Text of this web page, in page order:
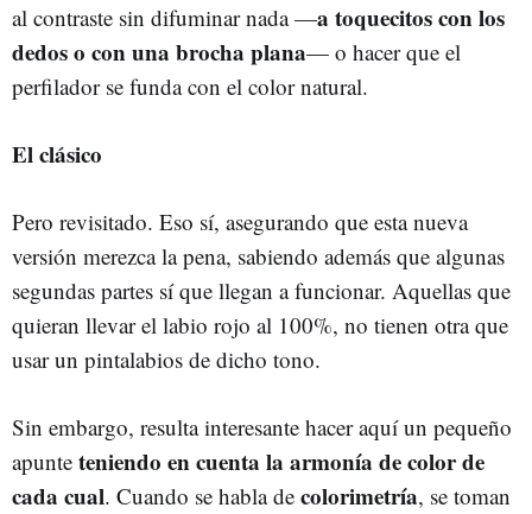
al contraste sin difuminar nada —a toquecitos con los
dedos o con una brocha plana— o hacer que el
perfilador se funda con el color natural.
El clásico
Pero revisitado. Eso sí, asegurando que esta nueva
versión merezca la pena, sabiendo además que algunas
segundas partes sí que llegan a funcionar. Aquellas que
quieran llevar el labio rojo al 100%, no tienen otra que
usar un pintalabios de dicho tono.
Sin embargo, resulta interesante hacer aquí un pequeño
apunte teniendo en cuenta la armonía de color de
cada cual. Cuando se habla de colorimetría, se toman